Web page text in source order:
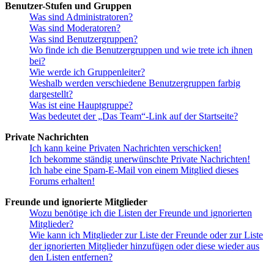
Benutzer-Stufen und Gruppen
Was sind Administratoren?
Was sind Moderatoren?
Was sind Benutzergruppen?
Wo finde ich die Benutzergruppen und wie trete ich ihnen
bei?
Wie werde ich Gruppenleiter?
Weshalb werden verschiedene Benutzergruppen farbig
dargestellt?
Was ist eine Hauptgruppe?
Was bedeutet der „Das Team“-Link auf der Startseite?
Private Nachrichten
Ich kann keine Privaten Nachrichten verschicken!
Ich bekomme ständig unerwünschte Private Nachrichten!
Ich habe eine Spam-E-Mail von einem Mitglied dieses
Forums erhalten!
Freunde und ignorierte Mitglieder
Wozu benötige ich die Listen der Freunde und ignorierten
Mitglieder?
Wie kann ich Mitglieder zur Liste der Freunde oder zur Liste
der ignorierten Mitglieder hinzufügen oder diese wieder aus
den Listen entfernen?